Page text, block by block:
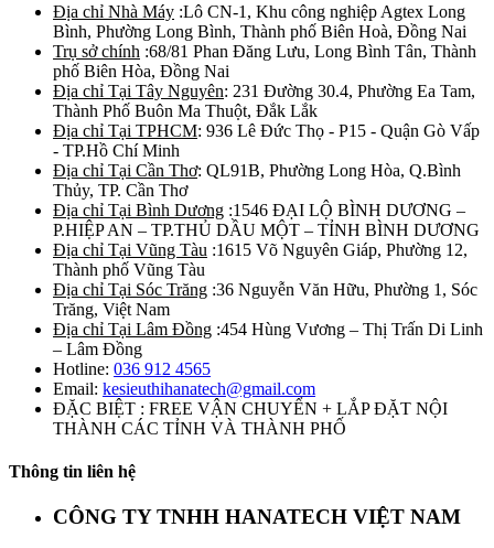
Địa chỉ Nhà Máy :Lô CN-1, Khu công nghiệp Agtex Long
Bình, Phường Long Bình, Thành phố Biên Hoà, Đồng Nai
Trụ sở chính :68/81 Phan Đăng Lưu, Long Bình Tân, Thành
phố Biên Hòa, Đồng Nai
Địa chỉ Tại Tây Nguyên: 231 Đường 30.4, Phường Ea Tam,
Thành Phố Buôn Ma Thuột, Đắk Lắk
Địa chỉ Tại TPHCM: 936 Lê Đức Thọ - P15 - Quận Gò Vấp
- TP.Hồ Chí Minh
Địa chỉ Tại Cần Thơ: QL91B, Phường Long Hòa, Q.Bình
Thủy, TP. Cần Thơ
Địa chỉ Tại Bình Dương :1546 ĐẠI LỘ BÌNH DƯƠNG –
P.HIỆP AN – TP.THỦ DẦU MỘT – TỈNH BÌNH DƯƠNG
Địa chỉ Tại Vũng Tàu :1615 Võ Nguyên Giáp, Phường 12,
Thành phố Vũng Tàu
Địa chỉ Tại Sóc Trăng :36 Nguyễn Văn Hữu, Phường 1, Sóc
Trăng, Việt Nam
Địa chỉ Tại Lâm Đồng :454 Hùng Vương – Thị Trấn Di Linh
– Lâm Đồng
Hotline: 036 912 4565
Email: kesieuthihanatech@gmail.com
ĐẶC BIỆT : FREE VẬN CHUYỂN + LẮP ĐẶT NỘI
THÀNH CÁC TỈNH VÀ THÀNH PHỐ
Thông tin liên hệ
CÔNG TY TNHH HANATECH VIỆT NAM